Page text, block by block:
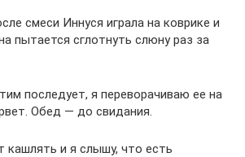
смеси Иннуся играла на коврике и
пытается сглотнуть слюну раз за
последует, я переворачиваю ее на
Обед — до свидания.
кашлять и я слышу, что есть